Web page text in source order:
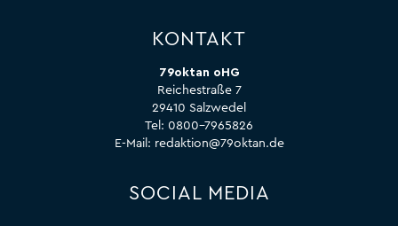
KONTAKT
79oktan oHG
Reichestraße 7
29410 Salzwedel
Tel: 0800-7965826
E-Mail: redaktion@79oktan.de
SOCIAL MEDIA